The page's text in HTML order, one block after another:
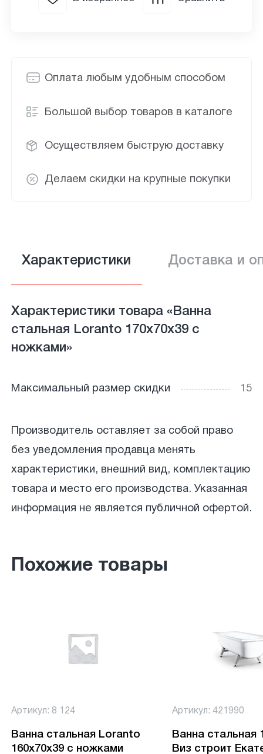
Оплата любым удобным способом
Большой выбор товаров в каталоге
Осуществляем быструю доставку
Делаем скидки на крупные покупки
Характеристики Доставка и
Характеристики товара «Ванна
стальная Loranto 170x70x39 с
ножками»
Максимальный размер скидки 15
Производитель оставляет за собой право
без уведомления продавца менять
характеристики, внешний вид, комплектацию
товара и место его производства. Указанная
информация не является публичной офертой.
Похожие товары
Артикул: 8 124
Ванна стальная Loranto
160x70x39 с ножками
Артикул: 421990
Ванна стальная
Виз строит